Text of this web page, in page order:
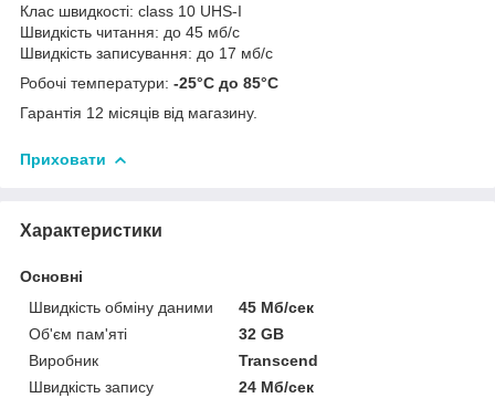
Клас швидкості: class 10 UHS-I
Швидкість читання: до 45 мб/с
Швидкість записування: до 17 мб/с
Робочі температури: -25°C до 85°C
Гарантія 12 місяців від магазину.
Приховати
Характеристики
Основні
Швидкість обміну даними
45 Мб/сек
Об'єм пам'яті
32 GB
Виробник
Transcend
Швидкість запису
24 Мб/сек